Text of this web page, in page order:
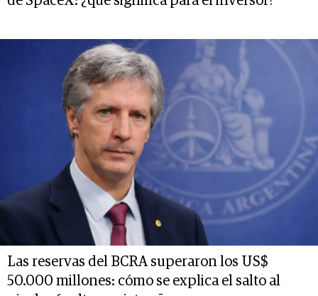
Las reservas del BCRA superaron los US$
50.000 millones: cómo se explica el salto al